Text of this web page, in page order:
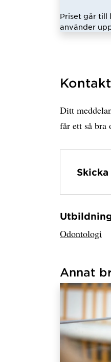
Priset går till
använder
Ditt
får ett så bra
Har hämtat
Odontologi
hämtat länkar.Annat